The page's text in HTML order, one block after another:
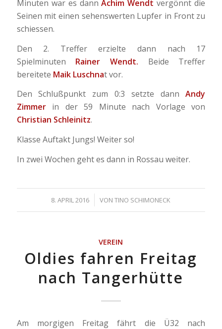
Minuten war es dannAchim Wendt vergönnt die
Seinen mit einen sehenswerten Lupfer in Front zu
schiessen.
Den 2. Treffer erzielte dann nach 17
Spielminuten Rainer Wendt. Beide Treffer
bereitete Maik Luschnat vor.
Den Schlußpunkt zum 0:3 setzte dannAndy
Zimmerin der 59 Minute nach Vorlage von
Christian Schleinitz.
Klasse Auftakt Jungs! Weiter so!
In zwei Wochen geht es dann in Rossau weiter.
8. APRIL 2016
/ VONTINO SCHIMONECK
VEREIN
Oldies fahren Freitag
nach Tangerhütte
Am morgigen Freitag fährt die Ü32 nach